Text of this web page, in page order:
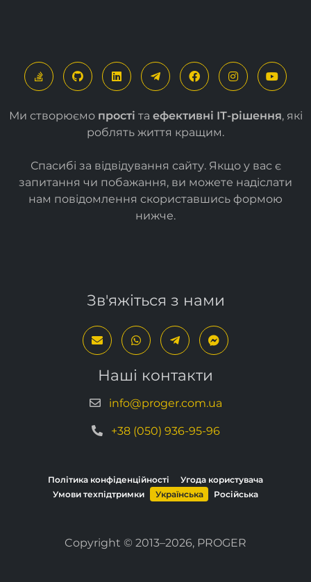
Ми створюємо прості та ефективні ІТ-рішення, які
роблять життя кращим.
Спасибі за відвідування сайту. Якщо у вас є
запитання чи побажання, ви можете надіслати
нам повідомлення скориставшись формою
нижче.
Зв'яжіться з нами
Наші контакти
info@proger.com.ua
+38 (050) 936-95-96
Політика конфіденційності
Угода користувача
Умови техпідтримки
Українська Російська
Copyright © 2013–2026, PROGER